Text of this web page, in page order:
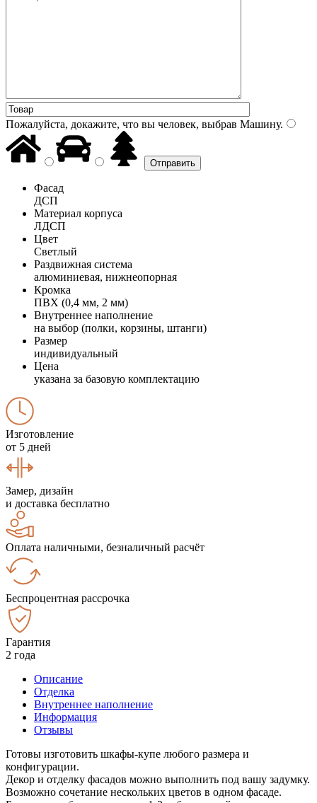
Пожалуйста, докажите, что вы человек, выбрав Машину.
Фасад
ДСП
Материал корпуса
ЛДСП
Цвет
Светлый
Раздвижная система
алюминиевая, нижнеопорная
Кромка
ПВХ (0,4 мм, 2 мм)
Внутреннее наполнение
на выбор (полки, корзины, штанги)
Размер
индивидуальный
Цена
указана за базовую комплектацию
Изготовление
от 5 дней
Замер, дизайн
и доставка бесплатно
Оплата наличными, безналичный расчёт
Беспроцентная рассрочка
Гарантия
2 года
Описание
Отделка
Внутреннее наполнение
Информация
Отзывы
Готовы изготовить шкафы-купе любого размера и
конфигурации.
Декор и отделку фасадов можно выполнить под вашу задумку.
Возможно сочетание нескольких цветов в одном фасаде.